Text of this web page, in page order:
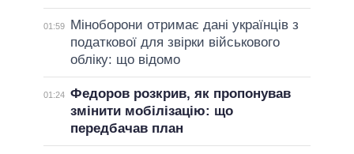
01:59
Міноборони отримає дані українців з
податкової для звірки військового
обліку: що відомо
01:24 Федоров розкрив, як пропонував
змінити мобілізацію: що
передбачав план